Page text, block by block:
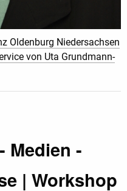
Oldenburg Niedersachsen
von Uta Grundmann-
Medien -
| Workshop